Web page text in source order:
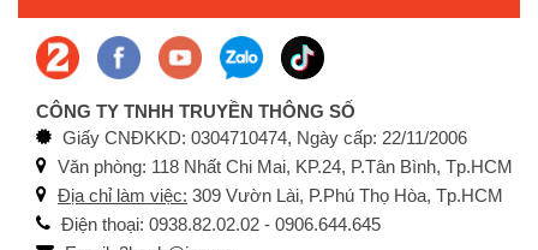
CÔNG TY TNHH TRUYỀN THÔNG SỐ
Giấy CNĐKKD: 0304710474, Ngày cấp: 22/11/2006
Văn phòng: 118 Nhất Chi Mai, KP.24, P.Tân Bình, Tp.HCM
Địa chỉ làm việc: 309 Vườn Lài, P.Phú Thọ Hòa, Tp.HCM
Điện thoại: 0938.82.02.02 - 0906.644.645